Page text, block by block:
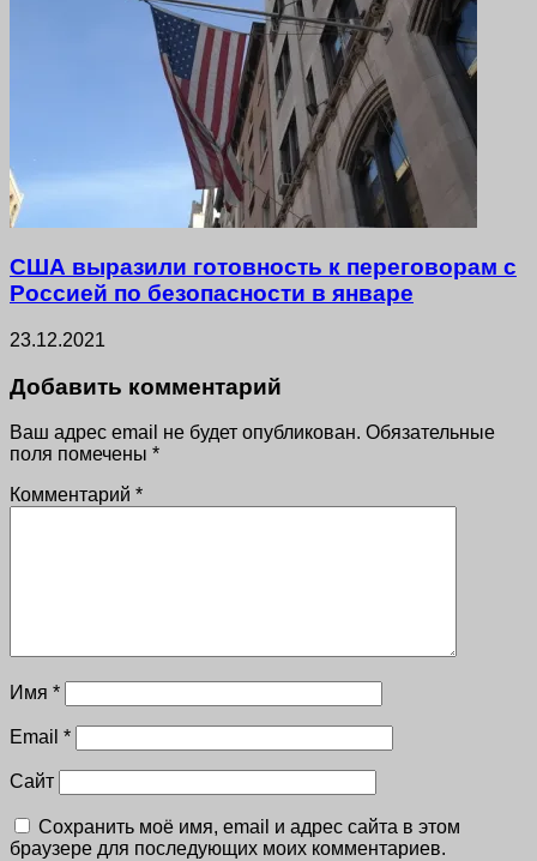
США выразили готовность к переговорам с
Россией по безопасности в январе
23.12.2021
Добавить комментарий
Ваш адрес email не будет опубликован. Обязательные
поля помечены *
Комментарий *
Имя *
Email *
Сайт
Сохранить моё имя, email и адрес сайта в этом
браузере для последующих моих комментариев.